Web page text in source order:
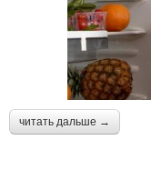
читать дальше →